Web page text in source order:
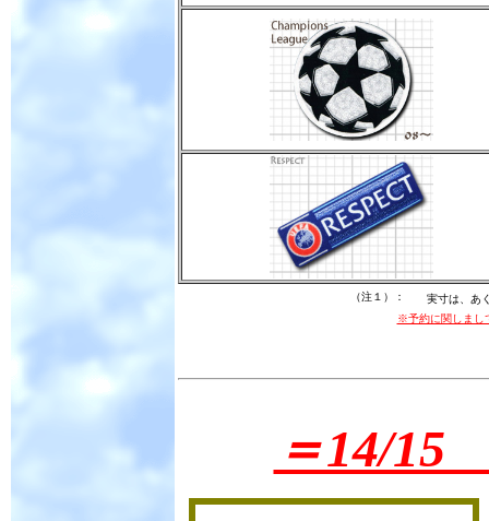
（注１）：
実寸は、あ
※予約に関しまし
＝14/